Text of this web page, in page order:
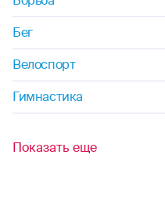
Бег
Велоспорт
Гимнастика
Показать еще